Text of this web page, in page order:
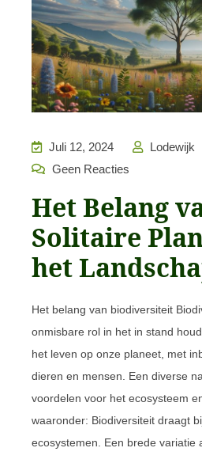
Juli 12, 2024
Lodewijk
Geen Reacties
Het Belang
Solitaire
het
Het belang van biodiversiteit
onmisbare rol in het in stand
het leven op onze planeet, met
dieren en mensen. Een diverse
voordelen voor het ecosysteem
waaronder: Biodiversiteit draagt
ecosystemen. Een brede